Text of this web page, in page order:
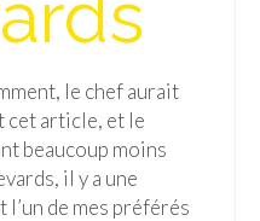
le chef aurait
cet article, et le
beaucoup moins
il y a une
de mes préférés